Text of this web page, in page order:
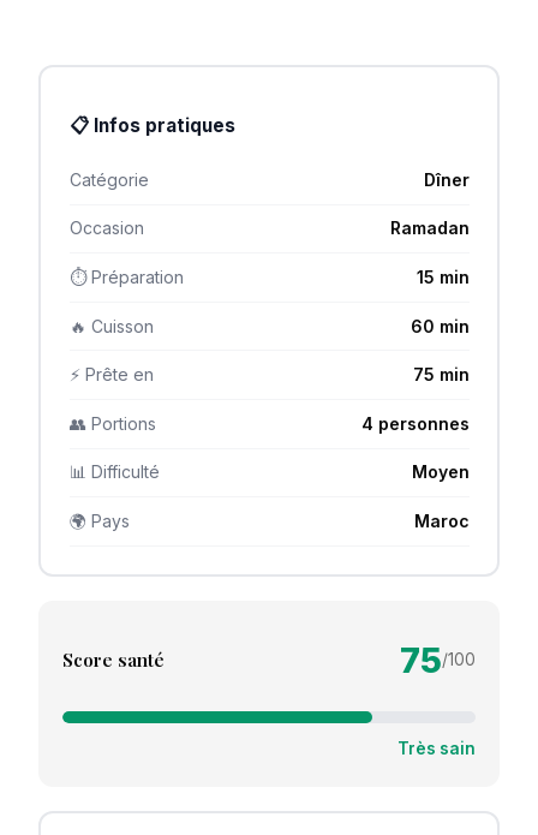
📋 Infos pratiques
Catégorie Dîner
Occasion Ramadan
⏱ Préparation 15 min
🔥 Cuisson 60 min
⚡ Prête en 75 min
👥 Portions 4 personnes
📊 Difficulté Moyen
🌍 Pays Maroc
Score santé 75/100
Très sain